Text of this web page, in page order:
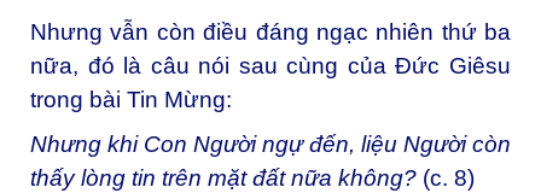
Nhưng vẫn còn điều đáng ngạc nhiên thứ ba
nữa, đó là câu nói sau cùng của Đức Giêsu
trong bài Tin Mừng:
Nhưng khi Con Người ngự đến, liệu Người còn
thấy lòng tin trên mặt đất nữa không? (c. 8)